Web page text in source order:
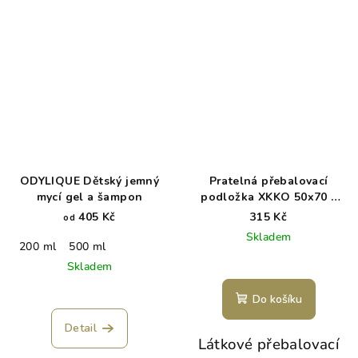
ODYLIQUE Dětský jemný
mycí gel a šampon
od 405 Kč
200 ml
500 ml
Skladem
Detail
Pratelná přebalovací
podložka XKKO 50x70 -
Dreamy Sheeps
315 Kč
Skladem
Do košíku
Látkové přebalovací